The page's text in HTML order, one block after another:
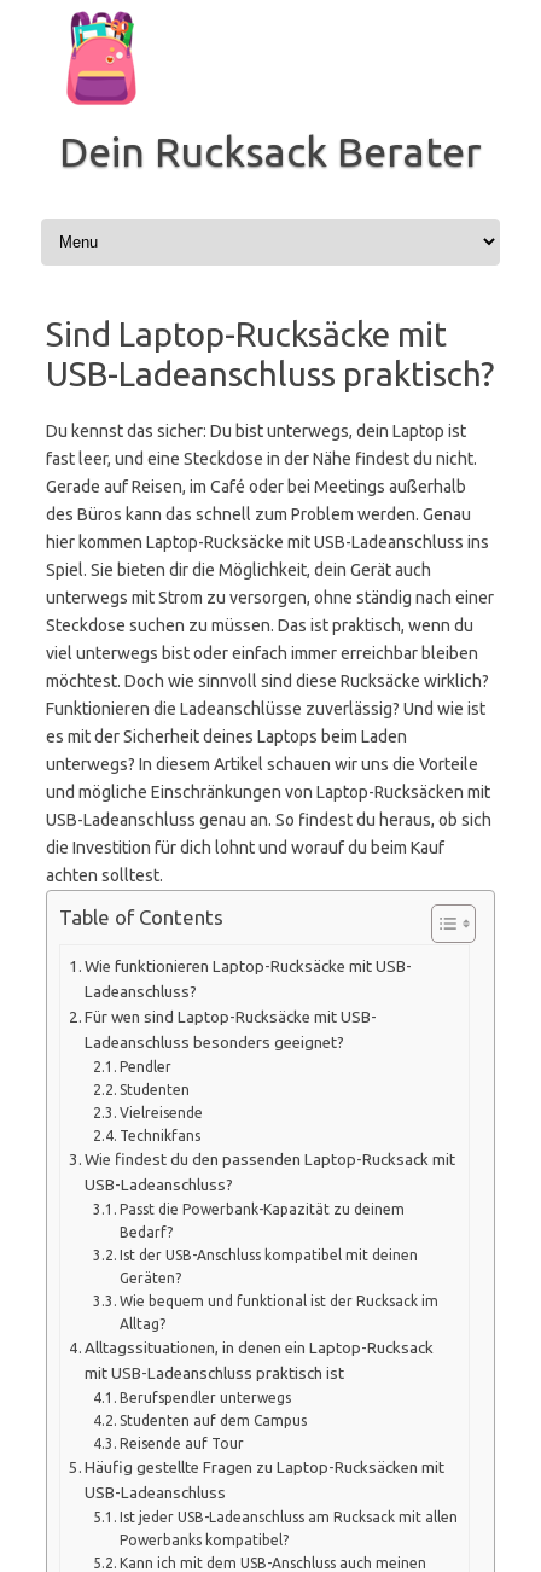
springen
Dein Rucksack Berater
Sind Laptop-Rucksäcke mit
USB-Ladeanschluss praktisch?
Du kennst das sicher: Du bist unterwegs, dein Laptop ist
fast leer, und eine Steckdose in der Nähe findest du nicht.
Gerade auf Reisen, im Café oder bei Meetings außerhalb
des Büros kann das schnell zum Problem werden. Genau
hier kommen Laptop-Rucksäcke mit USB-Ladeanschluss ins
Spiel. Sie bieten dir die Möglichkeit, dein Gerät auch
unterwegs mit Strom zu versorgen, ohne ständig nach einer
Steckdose suchen zu müssen. Das ist praktisch, wenn du
viel unterwegs bist oder einfach immer erreichbar bleiben
möchtest. Doch wie sinnvoll sind diese Rucksäcke wirklich?
Funktionieren die Ladeanschlüsse zuverlässig? Und wie ist
es mit der Sicherheit deines Laptops beim Laden
unterwegs? In diesem Artikel schauen wir uns die Vorteile
und mögliche Einschränkungen von Laptop-Rucksäcken mit
USB-Ladeanschluss genau an. So findest du heraus, ob sich
die Investition für dich lohnt und worauf du beim Kauf
achten solltest.
Table of Contents
Wie funktionieren Laptop-Rucksäcke mit USB-
Ladeanschluss?
Für wen sind Laptop-Rucksäcke mit USB-
Ladeanschluss besonders geeignet?
Pendler
Studenten
Vielreisende
Technikfans
Wie findest du den passenden Laptop-Rucksack mit
USB-Ladeanschluss?
Passt die Powerbank-Kapazität zu deinem
Bedarf?
Ist der USB-Anschluss kompatibel mit deinen
Geräten?
Wie bequem und funktional ist der Rucksack im
Alltag?
Alltagssituationen, in denen ein Laptop-Rucksack
mit USB-Ladeanschluss praktisch ist
Berufspendler unterwegs
Studenten auf dem Campus
Reisende auf Tour
Häufig gestellte Fragen zu Laptop-Rucksäcken mit
USB-Ladeanschluss
Ist jeder USB-Ladeanschluss am Rucksack mit allen
Powerbanks kompatibel?
Kann ich mit dem USB-Anschluss auch meinen